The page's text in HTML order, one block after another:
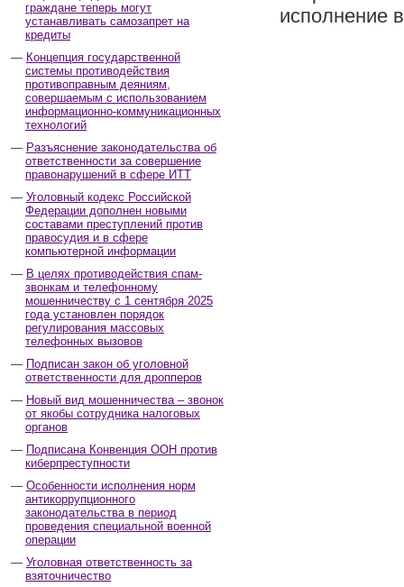
граждане теперь могут
устанавливать самозапрет на
кредиты
Концепция государственной
системы противодействия
противоправным деяниям,
совершаемым с использованием
информационно-коммуникационных
технологий
Разъяснение законодательства об
ответственности за совершение
правонарушений в сфере ИТТ
Уголовный кодекс Российской
Федерации дополнен новыми
составами преступлений против
правосудия и в сфере
компьютерной информации
В целях противодействия спам-
звонкам и телефонному
мошенничеству с 1 сентября 2025
года установлен порядок
регулирования массовых
телефонных вызовов
Подписан закон об уголовной
ответственности для дропперов
Новый вид мошенничества – звонок
от якобы сотрудника налоговых
органов
Подписана Конвенция ООН против
киберпреступности
Особенности исполнения норм
антикоррупционного
законодательства в период
проведения специальной военной
операции
Уголовная ответственность за
взяточничество
исполнение